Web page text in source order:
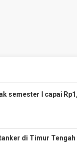
semester I capai
di Timur